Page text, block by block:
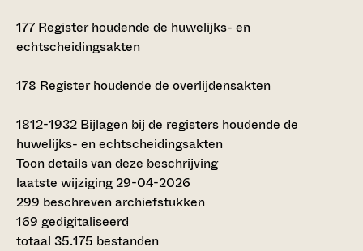
177 Register houdende de huwelijks- en
echtscheidingsakten
178 Register houdende de overlijdensakten
1812-1932 Bijlagen bij de registers houdende de
huwelijks- en echtscheidingsakten
Toon details van deze beschrijving
laatste wijziging 29-04-2026
299 beschreven archiefstukken
169 gedigitaliseerd
totaal 35.175 bestanden